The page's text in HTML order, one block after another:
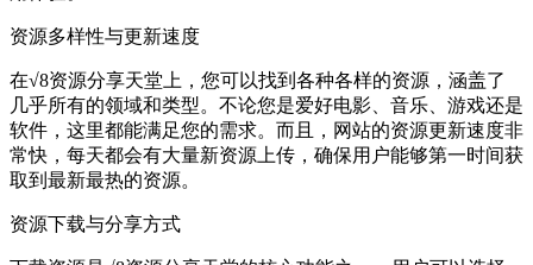
资源多样性与更新速度
在√8资源分享天堂上，您可以找到各种各样的资源，涵盖了
几乎所有的领域和类型。不论您是爱好电影、音乐、游戏还是
软件，这里都能满足您的需求。而且，网站的资源更新速度非
常快，每天都会有大量新资源上传，确保用户能够第一时间获
取到最新最热的资源。
资源下载与分享方式